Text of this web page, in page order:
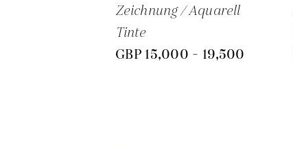
Zeichnung / Aquarell
Tinte
GBP 15,000 - 19,500